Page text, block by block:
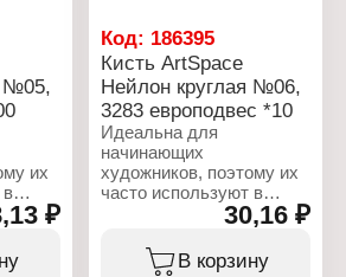
№05,
их
в
₽
Код: 186395
Кисть ArtSpace
Нейлон круглая №06,
3283 европодвес *10
Идеальна для
начинающих
художников, поэтому их
часто используют в
учреждениях. Кисть
круглой формы с
30,16 ₽
В корзину